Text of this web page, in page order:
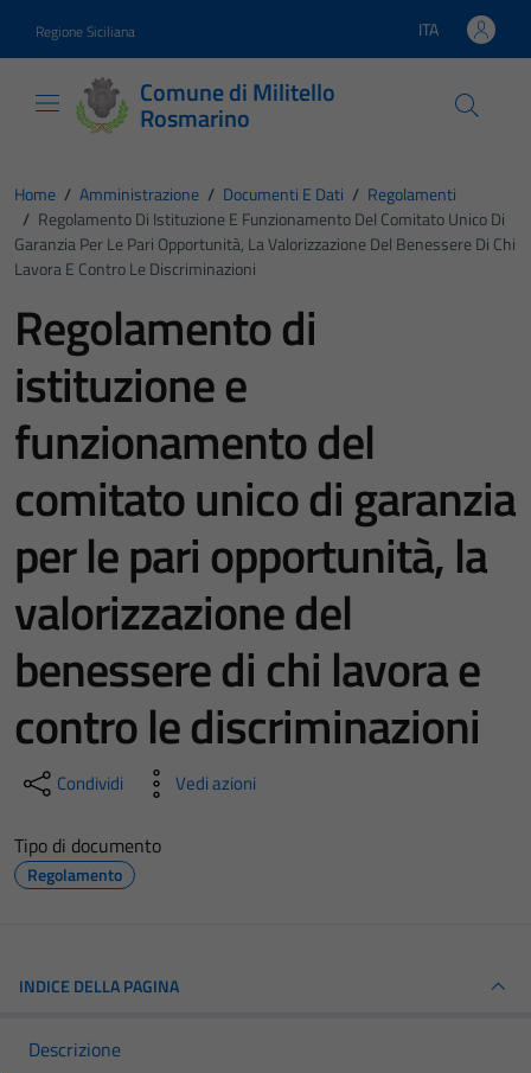
Regione Siciliana Lingua attiva:
ITA
Comune di Militello
Rosmarino
Home / Amministrazione / Documenti E Dati / Regolamenti
/ Regolamento Di Istituzione E Funzionamento Del Comitato Unico Di
Garanzia Per Le Pari Opportunità, La Valorizzazione Del Benessere Di Chi
Lavora E Contro Le Discriminazioni
Regolamento di
istituzione e
funzionamento del
comitato unico di garanzia
per le pari opportunità, la
valorizzazione del
benessere di chi lavora e
contro le discriminazioni
Condividi Vedi azioni
Tipo di documento
Regolamento
INDICE DELLA PAGINA
Descrizione